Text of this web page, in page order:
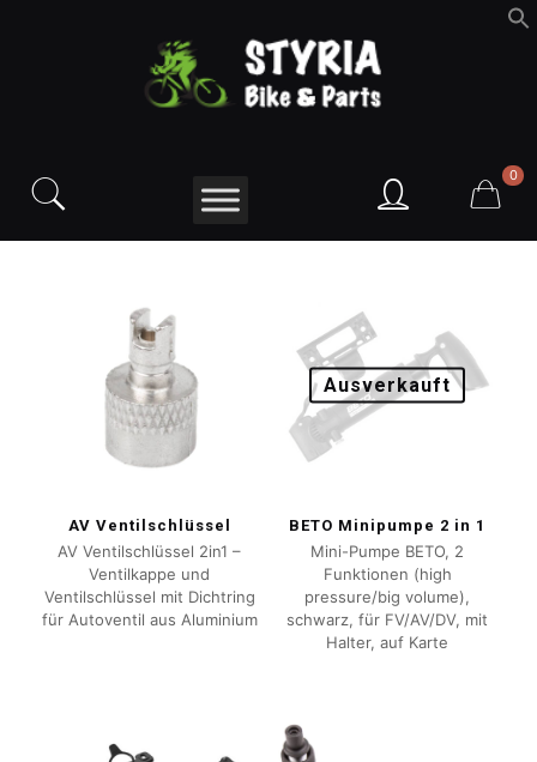
0
AV Ventilschlüssel
AV Ventilschlüssel 2in1 –
Ventilkappe und
Ventilschlüssel mit Dichtring
für Autoventil aus Aluminium
Ausverkauft
BETO Minipumpe 2 in 1
Mini-Pumpe BETO, 2
Funktionen (high
pressure/big volume),
schwarz, für FV/AV/DV, mit
Halter, auf Karte